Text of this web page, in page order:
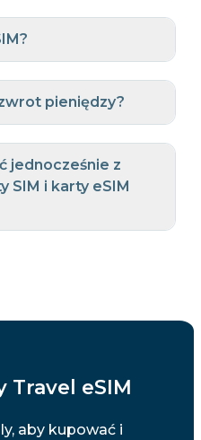
pieniędzy?
jednocześnie z
SIM i karty eSIM
Travel eSIM
aby kupować i